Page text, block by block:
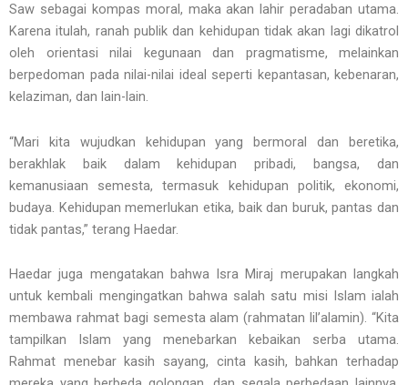
Saw sebagai kompas moral, maka akan lahir peradaban utama.
Karena itulah, ranah publik dan kehidupan tidak akan lagi dikatrol
oleh orientasi nilai kegunaan dan pragmatisme, melainkan
berpedoman pada nilai-nilai ideal seperti kepantasan, kebenaran,
kelaziman, dan lain-lain.
“Mari kita wujudkan kehidupan yang bermoral dan beretika,
berakhlak baik dalam kehidupan pribadi, bangsa, dan
kemanusiaan semesta, termasuk kehidupan politik, ekonomi,
budaya. Kehidupan memerlukan etika, baik dan buruk, pantas dan
tidak pantas,” terang Haedar.
Haedar juga mengatakan bahwa Isra Miraj merupakan langkah
untuk kembali mengingatkan bahwa salah satu misi Islam ialah
membawa rahmat bagi semesta alam (rahmatan lil’alamin). “Kita
tampilkan Islam yang menebarkan kebaikan serba utama.
Rahmat menebar kasih sayang, cinta kasih, bahkan terhadap